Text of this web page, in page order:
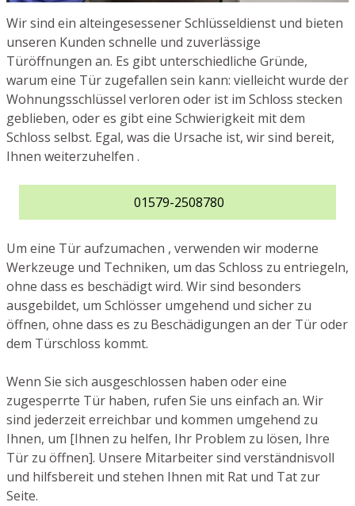
Wir sind ein alteingesessener Schlüsseldienst und bieten
unseren Kunden schnelle und zuverlässige
Türöffnungen an. Es gibt unterschiedliche Gründe,
warum eine Tür zugefallen sein kann: vielleicht wurde der
Wohnungsschlüssel verloren oder ist im Schloss stecken
geblieben, oder es gibt eine Schwierigkeit mit dem
Schloss selbst. Egal, was die Ursache ist, wir sind bereit,
Ihnen weiterzuhelfen .
01579-2508780
Um eine Tür aufzumachen , verwenden wir moderne
Werkzeuge und Techniken, um das Schloss zu entriegeln,
ohne dass es beschädigt wird. Wir sind besonders
ausgebildet, um Schlösser umgehend und sicher zu
öffnen, ohne dass es zu Beschädigungen an der Tür oder
dem Türschloss kommt.
Wenn Sie sich ausgeschlossen haben oder eine
zugesperrte Tür haben, rufen Sie uns einfach an. Wir
sind jederzeit erreichbar und kommen umgehend zu
Ihnen, um [Ihnen zu helfen, Ihr Problem zu lösen, Ihre
Tür zu öffnen]. Unsere Mitarbeiter sind verständnisvoll
und hilfsbereit und stehen Ihnen mit Rat und Tat zur
Seite.